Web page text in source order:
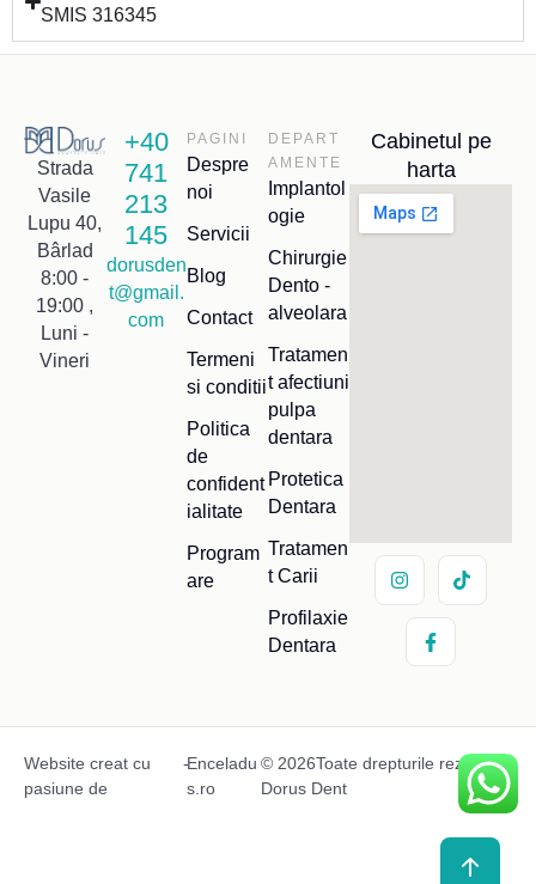
SMIS 316345
Strada
Vasile
Lupu 40,
Bârlad
8:00 -
19:00 ,
Luni -
Vineri
+40
741
213
145
dorusden
t@gmail.
com
PAGINI
Despre
noi
Servicii
Blog
Contact
Termeni
si conditii
Politica
de
confident
ialitate
Program
are
DEPART
AMENTE
Implantol
ogie
Chirurgie
Dento -
alveolara
Tratamen
t afectiuni
pulpa
dentara
Protetica
Dentara
Tratamen
t Carii
Profilaxie
Dentara
Cabinetul pe
harta
Website creat cu
pasiune de
-Enceladu
s.ro
© 2026Toate drepturile rezervate
Dorus Dent